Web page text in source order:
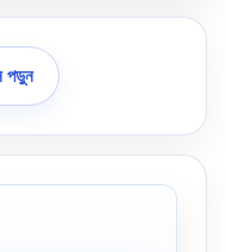
পড়ুন